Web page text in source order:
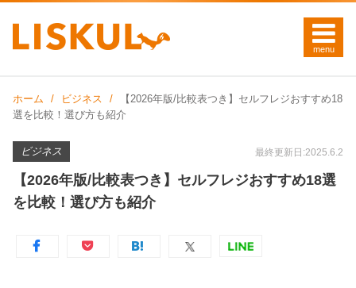
ホーム ビジネス
【2026年版/比較表つき】セルフレジおすすめ18
選を比較！選び方も紹介
ビジネス 最終更新日:2025.6.2
【2026年版/比較表つき】セルフレジおすすめ18選
を比較！選び方も紹介